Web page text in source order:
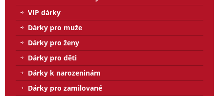
VIP dárky
Dárky pro muže
Dárky pro ženy
Dárky pro děti
Dárky k narozeninám
Dárky pro zamilované